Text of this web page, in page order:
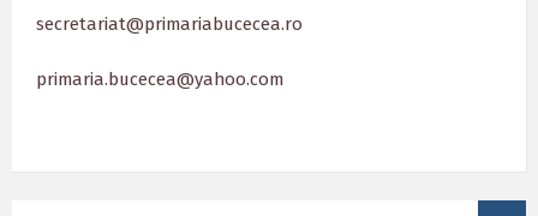
secretariat@primariabucecea.ro
primaria.bucecea@yahoo.com